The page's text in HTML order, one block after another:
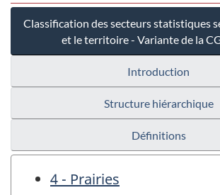
Classification des secteurs statistiques
et le territoire - Variante de la
Introduction
Structure hiérarchique
Définitions
4 - Prairies